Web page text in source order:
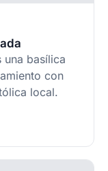
una basílica
con
local.